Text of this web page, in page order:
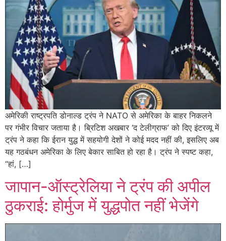
अमेरिकी राष्ट्रपति डोनाल्ड ट्रंप ने NATO से अमेरिका के बाहर निकलने
पर गंभीर विचार जताया है। ब्रिटिश अखबार ‘द टेलीग्राफ’ को दिए इंटरव्यू में
ट्रंप ने कहा कि ईरान युद्ध में सहयोगी देशों ने कोई मदद नहीं की, इसलिए अब
यह गठबंधन अमेरिका के लिए बेकार साबित हो रहा है। ट्रंप ने स्पष्ट कहा,
“हां, […]
जापान-ऑस्ट्रेलिया ने ट्रंप की अपील
ठुकराई: होर्मुज में युद्धपोत नहीं भेजेंगे